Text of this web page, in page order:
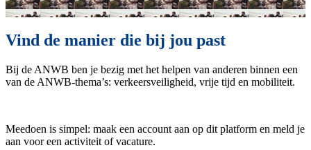
Vind de manier die bij jou past
Bij de ANWB ben je bezig met het helpen van anderen binnen een
van de ANWB-thema’s: verkeersveiligheid, vrije tijd en mobiliteit.
Meedoen is simpel: maak een account aan op dit platform en meld je
aan voor een activiteit of vacature.